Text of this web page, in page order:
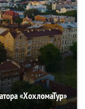
«ХохломаТур»